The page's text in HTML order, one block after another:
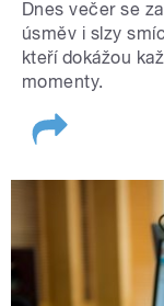
Dnes večer se
úsměv i slzy
kteří dokážou
momenty.